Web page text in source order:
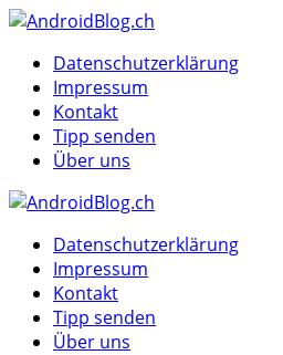
Menu
MenuDatenschutzerklärung
Impressum
Kontakt
Tipp senden
Über uns
Datenschutzerklärung
Impressum
Kontakt
Tipp senden
Über uns